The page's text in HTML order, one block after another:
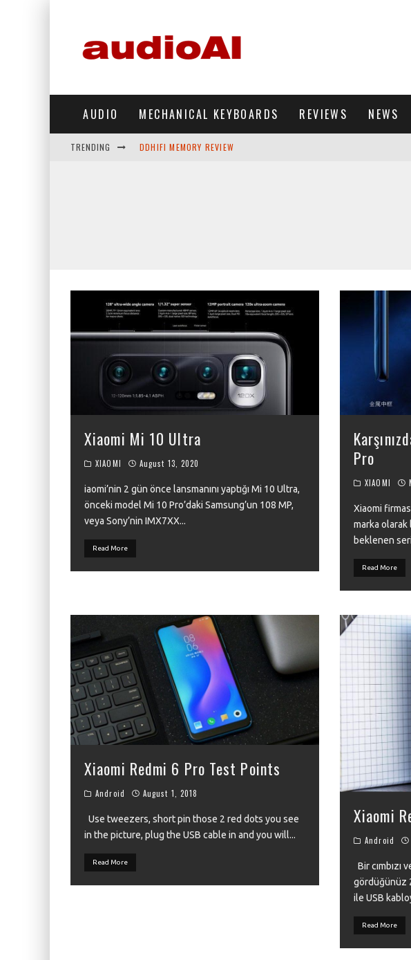
AUDIO MECHANICAL KEYBOARDS REVIEWS NEWS
TRENDING
KIWI EARS BELLE REVIEW
FIIO JH13 REVIEW
ZIIGAAT X HANGOUT AUDIO ODYSSEY 2 REVIEW
ZIIGAAT HORIZON REVIEW
FIIO K13 R2R REVIEW
KIWI EARS ATHEIA REVIEW
Xiaomi Mi 10 Ultra
XIAOMI August 13, 2020
iaomi’nin 2 gün önce lansmanını yaptığı Mi 10 Ultra,
önceki model Mi 10 Pro’daki Samsung’un 108 MP,
veya Sony’nin IMX7XX...
Read More
Pro
XIAOMI
Xiaomi
marka
beklenen
Read More
Xiaomi Redmi 6 Pro Test Points
Android August 1, 2018
Use tweezers, short pin those 2 red dots you see
in the picture, plug the USB cable in and you will...
Read More
Xiaomi
Android
Bir
gördüğünüz
ile USB
Read More